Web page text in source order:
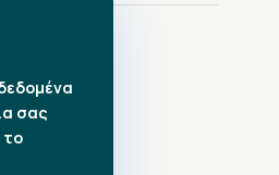
σας
το